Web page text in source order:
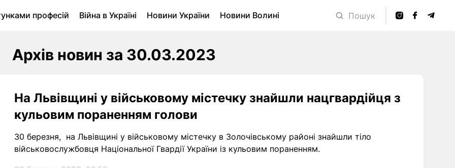
професій Війна в Україні Новини України
Новини Волині
Пошук
Архів новин за 30.03.2023
На Львівщині у військовому містечку знайшли нацгвардійця з
кульовим пораненням голови
30 березня, на Львівщині у військовому містечку в Золочівському районі знайшли тіло
військовослужбовця Національної Гвардії України із кульовим пораненням.